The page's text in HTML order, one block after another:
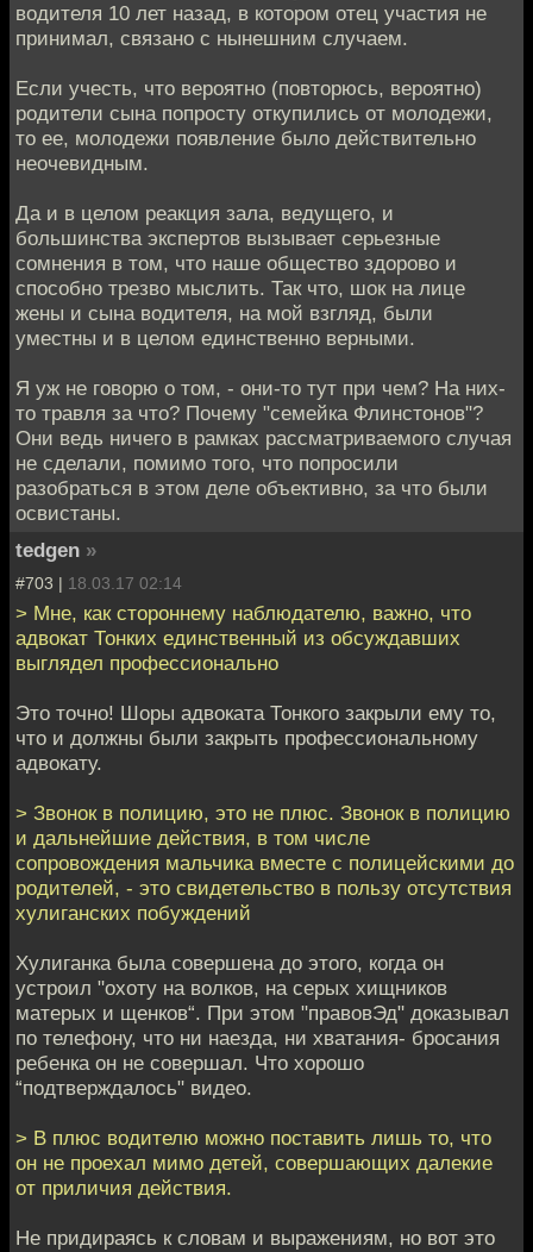
водителя 10 лет назад, в котором отец участия не
принимал, связано с нынешним случаем.
Если учесть, что вероятно (повторюсь, вероятно)
родители сына попросту откупились от молодежи,
то ее, молодежи появление было действительно
неочевидным.
Да и в целом реакция зала, ведущего, и
большинства экспертов вызывает серьезные
сомнения в том, что наше общество здорово и
способно трезво мыслить. Так что, шок на лице
жены и сына водителя, на мой взгляд, были
уместны и в целом единственно верными.
Я уж не говорю о том, - они-то тут при чем? На них-
то травля за что? Почему "семейка Флинстонов"?
Они ведь ничего в рамках рассматриваемого случая
не сделали, помимо того, что попросили
разобраться в этом деле объективно, за что были
освистаны.
tedgen »
#703 | 18.03.17 02:14
> Мне, как стороннему наблюдателю, важно, что
адвокат Тонких единственный из обсуждавших
выглядел профессионально
Это точно! Шоры адвоката Тонкого закрыли ему то,
что и должны были закрыть профессиональному
адвокату.
> Звонок в полицию, это не плюс. Звонок в полицию
и дальнейшие действия, в том числе
сопровождения мальчика вместе с полицейскими до
родителей, - это свидетельство в пользу отсутствия
хулиганских побуждений
Хулиганка была совершена до этого, когда он
устроил "охоту на волков, на серых хищников
матерых и щенков“. При этом "правовЭд" доказывал
по телефону, что ни наезда, ни хватания- бросания
ребенка он не совершал. Что хорошо
“подтверждалось" видео.
> В плюс водителю можно поставить лишь то, что
он не проехал мимо детей, совершающих далекие
от приличия действия.
Не придираясь к словам и выражениям, но вот это